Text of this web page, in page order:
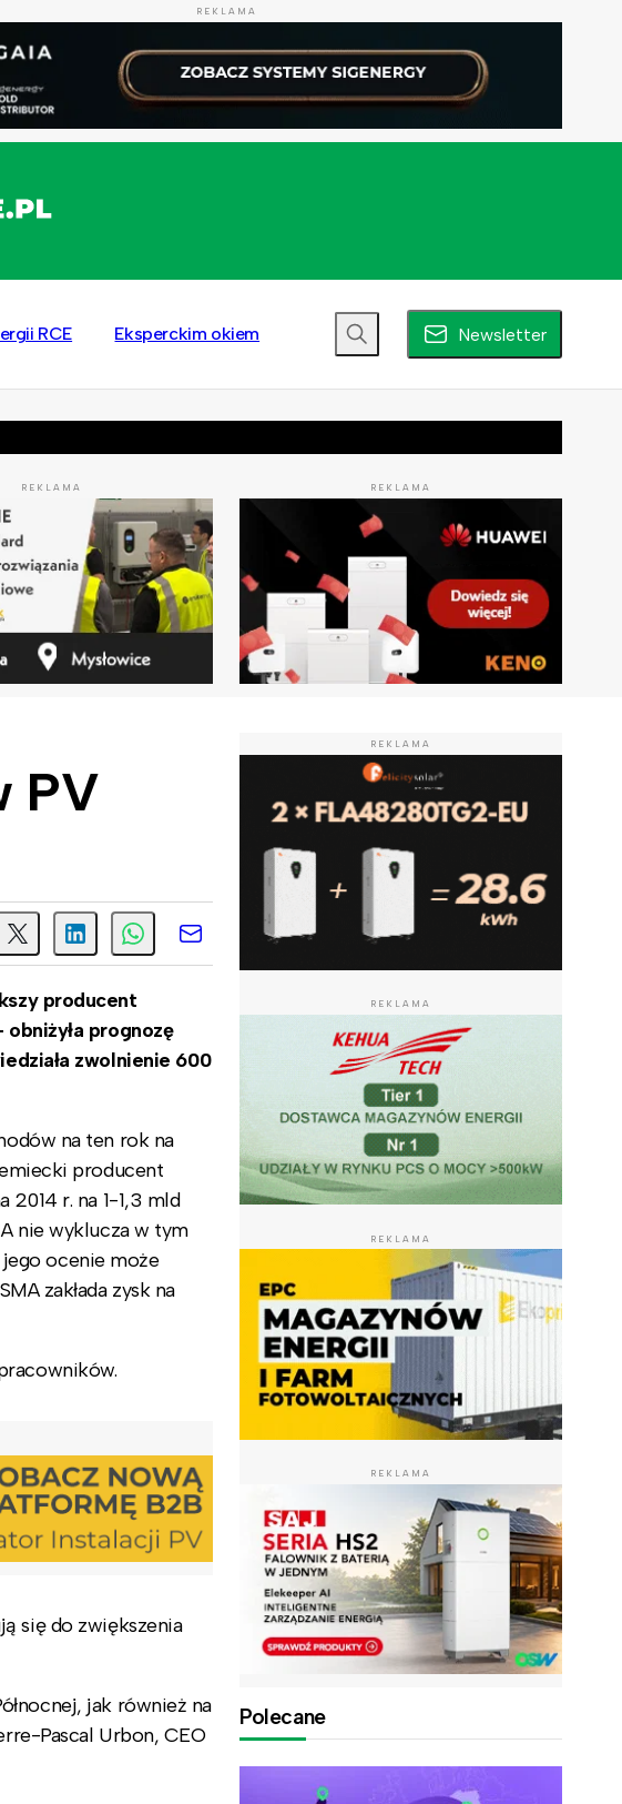
REKLAMA
RCE Eksperckim okiem Newsletter
REKLAMA REKLAMA
PV
producent
prognozę
zwolnienie 600
na ten rok na
producent
2014 r. na 1-1,3 mld
nie wyklucza w tym
ocenie może
zakłada zysk na
się do zwiększenia
jak również na
Pascal Urbon, CEO
REKLAMA
REKLAMA
REKLAMA
REKLAMA
Polecane